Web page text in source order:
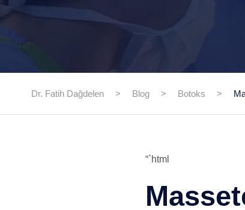
Dr. Fatih Dağdelen > Blog > Botoks >
“`html